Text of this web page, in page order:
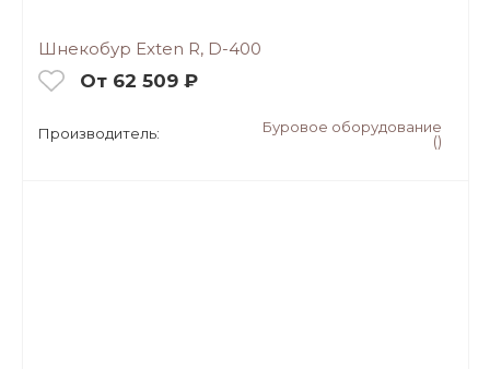
Шнекобур Exten R, D-400
От 62 509 ₽
Производитель:
Буровое оборудование
()